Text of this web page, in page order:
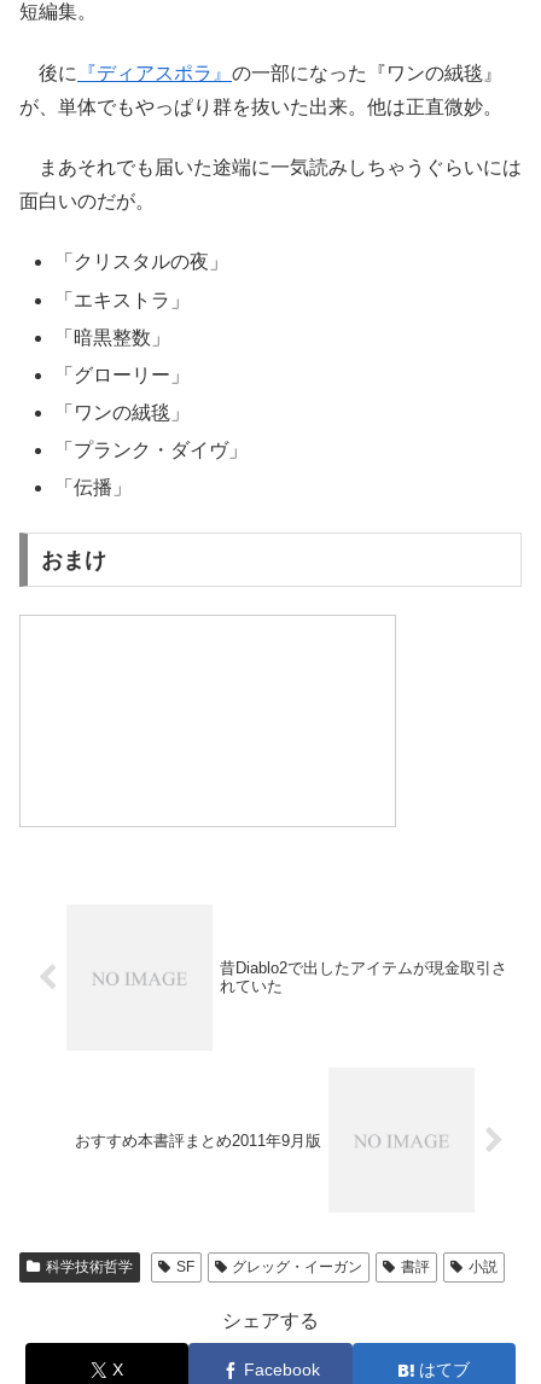
短編集。
後に 『ディアスポラ』 の一部になった『ワンの絨毯』
が、単体でもやっぱり群を抜いた出来。他は正直微妙。
まあそれでも届いた途端に一気読みしちゃうぐらいには
面白いのだが。
「クリスタルの夜」
「エキストラ」
「暗黒整数」
「グローリー」
「ワンの絨毯」
「プランク・ダイヴ」
「伝播」
おまけ
昔Diablo2で出したアイテムが現金取引さ
れていた
おすすめ本書評まとめ2011年9月版
科学技術哲学 SF グレッグ・イーガン 書評 小説
シェアする
X Facebook はてブ